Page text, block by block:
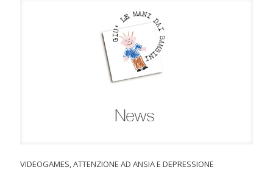
VIDEOGAMES, ATTENZIONE AD ANSIA E DEPRESSIONE